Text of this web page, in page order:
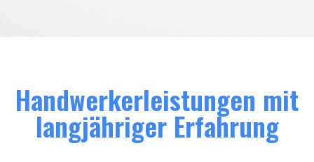
Handwerkerleistungen mit
langjähriger Erfahrung